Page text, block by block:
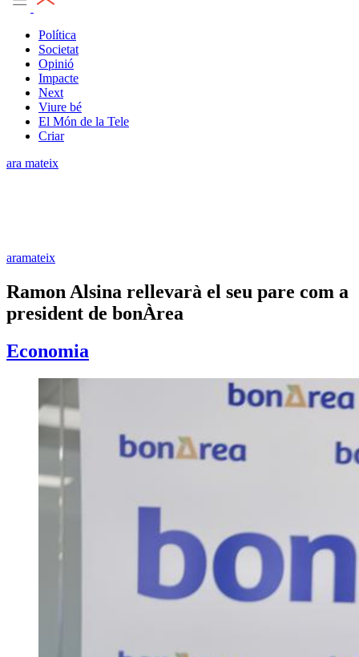
Política
Societat
Opinió
Impacte
Next
Viure bé
El Món de la Tele
Criar
ara mateix
aramateix
Ramon Alsina rellevarà el seu pare com a
president de bonÀrea
Economia